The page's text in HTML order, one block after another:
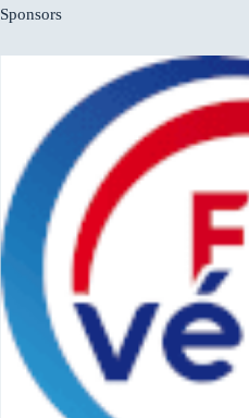
Sponsors